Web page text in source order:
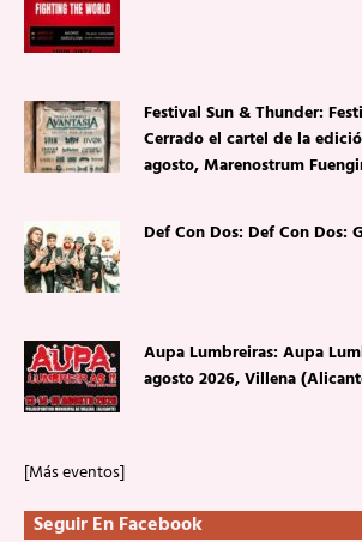
Festival Sun & Thunder:
Cerrado el cartel de la
agosto, Marenostrum
Def Con Dos: Def Con Dos:
Aupa Lumbreiras: Aupa
agosto 2026, Villena
[Más eventos]
Seguir En Facebook